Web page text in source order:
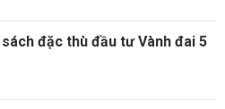
đặc thù đầu tư Vành đai 5